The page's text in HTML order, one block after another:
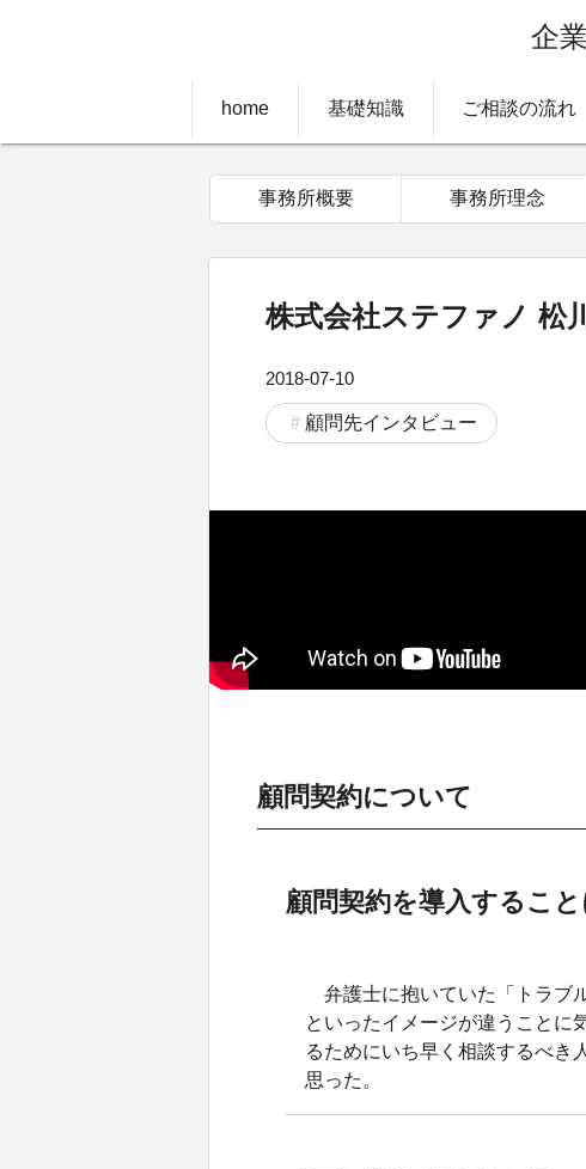
企
home 基礎知識 ご相談の流れ
株式会社ステファノ 松
2018-07-10
顧問先インタビュー
顧問契約について
顧問契約を導入するこ
弁護士に抱いていた「トラブ
といったイメージが違うことに
るためにいち早く相談するべき
思った。
事務所概要 事務所理念